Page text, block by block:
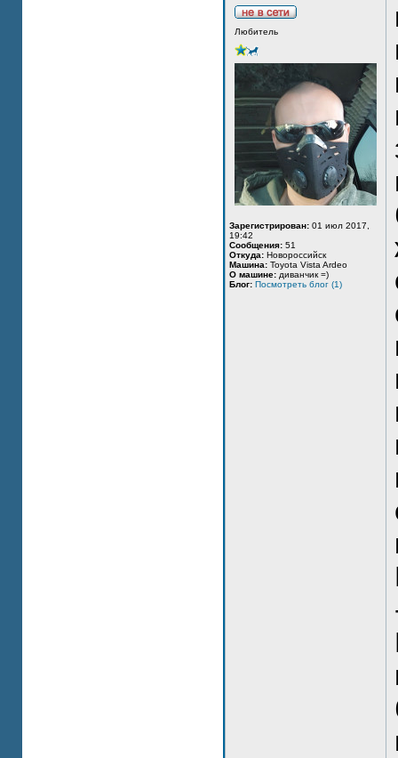
Любитель
Зарегистрирован: 01 июл 2017,
19:42
Сообщения: 51
Откуда: Новороссийск
Машина: Toyota Vista Ardeo
О машине: диванчик =)
Блог: Посмотреть блог (1)